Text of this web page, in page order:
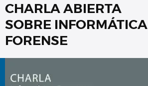
CHARLA ABIERTA
SOBRE INFORMÁTICA
FORENSE